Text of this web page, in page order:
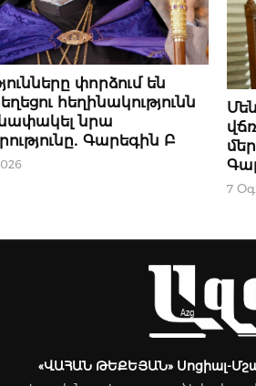
փորձում են
հեղինակությունն
նրա
Գարեգին Բ
7
«ՎԱՀԱՆ ԹԵՔԵՅԱՆ» Սոցիալ-